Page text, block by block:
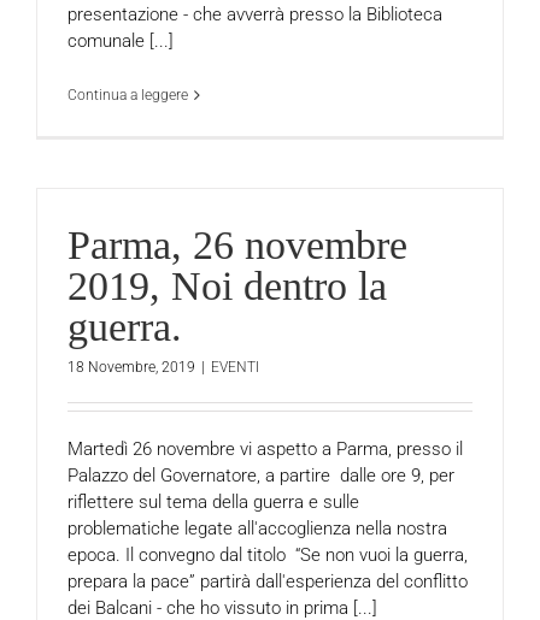
presentazione - che avverrà presso la Biblioteca
comunale [...]
Continua a leggere
Parma, 26 novembre
2019, Noi dentro la
guerra.
18 Novembre, 2019 | EVENTI
Martedì 26 novembre vi aspetto a Parma, presso il
Palazzo del Governatore, a partire dalle ore 9, per
riflettere sul tema della guerra e sulle
problematiche legate all'accoglienza nella nostra
epoca. Il convegno dal titolo “Se non vuoi la guerra,
prepara la pace” partirà dall'esperienza del conflitto
dei Balcani - che ho vissuto in prima [...]